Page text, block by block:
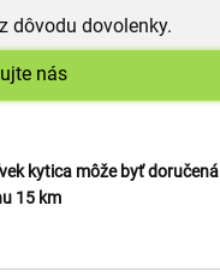
dôvodu dovolenky.
nás
kytica môže byť doručená
15 km
& Collect